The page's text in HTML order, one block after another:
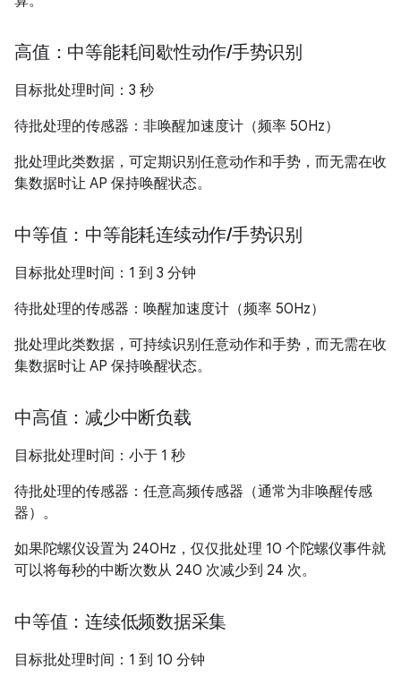
高值：中等能耗间歇性动作/手势识别
目标批处理时间：3 秒
待批处理的传感器：非唤醒加速度计（频率 50Hz）
批处理此类数据，可定期识别任意动作和手势，而无需在收
集数据时让 AP 保持唤醒状态。
中等值：中等能耗连续动作/手势识别
目标批处理时间：1 到 3 分钟
待批处理的传感器：唤醒加速度计（频率 50Hz）
批处理此类数据，可持续识别任意动作和手势，而无需在收
集数据时让 AP 保持唤醒状态。
中高值：减少中断负载
目标批处理时间：小于 1 秒
待批处理的传感器：任意高频传感器（通常为非唤醒传感
器）。
如果陀螺仪设置为 240Hz，仅仅批处理 10 个陀螺仪事件就
可以将每秒的中断次数从 240 次减少到 24 次。
中等值：连续低频数据采集
目标批处理时间：1 到 10 分钟